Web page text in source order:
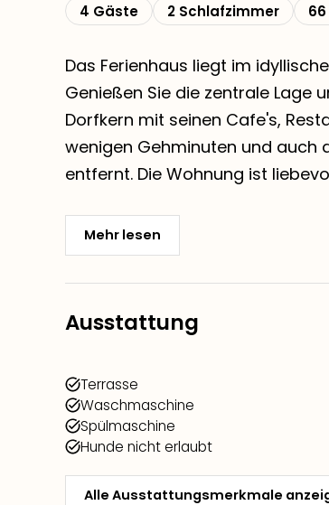
4 Gäste 2 Schlafzimmer 66
Das Ferienhaus liegt im
Genießen Sie die zentrale Lage
Dorfkern mit seinen Cafe's,
wenigen Gehminuten und auch
entfernt. Die Wohnung ist
Mehr lesen
Ausstattung
Terrasse
Waschmaschine
Spülmaschine
Hunde nicht erlaubt
Alle Ausstattungsmerkmale